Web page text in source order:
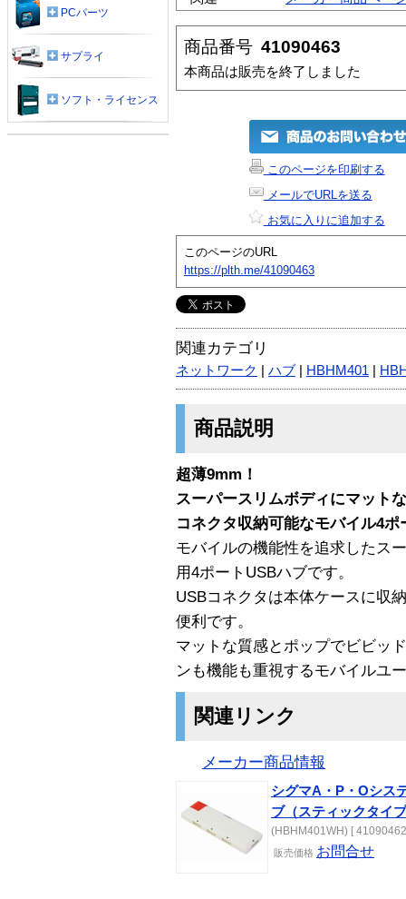
商品番号 41090463
本商品は販売を終了しました
このページを印刷する
メールでURLを送る
お気に入りに追加する
このページのURL
https://plth.me/41090463
関連カテゴリ
ネットワーク ハブ HBHM401
商品説明
超薄9mm！
スーパースリムボディにマット
コネクタ収納可能なモバイル4
モバイルの機能性を追求したス
用4ポートUSBハブです。
USBコネクタは本体ケースに収
便利です。
マットな質感とポップでビビッ
ンも機能も重視するモバイルユ
関連リンク
メーカー商品情報
シグマA・P・Oシス
ブ（スティックタイ
(HBHM401WH) [
販売価格 お問合せ
PCパーツ
サプライ
ソフト・ライセンス